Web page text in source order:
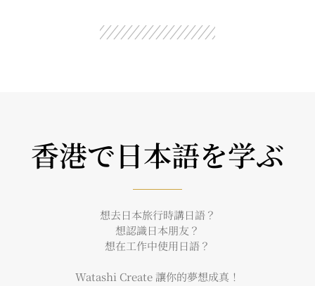
香港で日本語を学ぶ
想去日本旅行時講日語？
想認識日本朋友？
想在工作中使用日語？
Watashi Create 讓你的夢想成真！